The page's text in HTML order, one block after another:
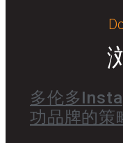
多伦多
功品牌的策